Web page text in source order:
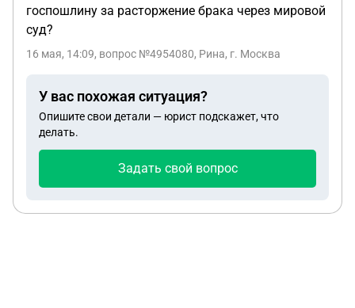
госпошлину за расторжение брака через мировой
суд?
16 мая, 14:09, вопрос №4954080, Рина, г. Москва
У вас похожая ситуация?
Опишите свои детали — юрист подскажет, что
делать.
Задать свой вопрос